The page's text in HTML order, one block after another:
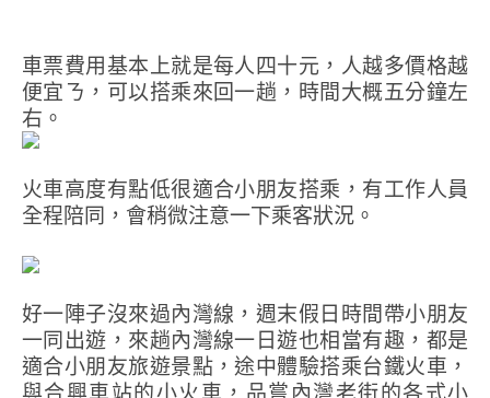
車票費用基本上就是每人四十元，人越多價格越
便宜ㄋ，可以搭乘來回一趟，時間大概五分鐘左
右。
火車高度有點低很適合小朋友搭乘，有工作人員
全程陪同，會稍微注意一下乘客狀況。
好一陣子沒來過內灣線，週末假日時間帶小朋友
一同出遊，來趟內灣線一日遊也相當有趣，都是
適合小朋友旅遊景點，途中體驗搭乘台鐵火車，